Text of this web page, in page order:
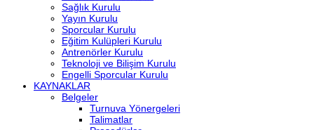
Sağlık Kurulu
Yayın Kurulu
Sporcular Kurulu
Eğitim Kulüpleri Kurulu
Antrenörler Kurulu
Teknoloji ve Bilişim Kurulu
Engelli Sporcular Kurulu
KAYNAKLAR
Belgeler
Turnuva Yönergeleri
Talimatlar